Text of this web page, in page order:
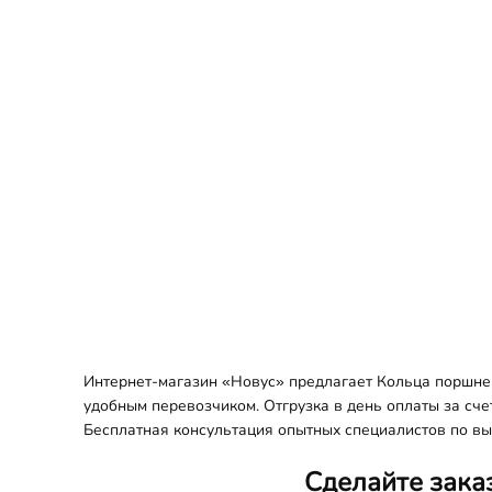
Интернет-магазин «Новус» предлагает Кольца
удобным перевозчиком. Отгрузка в день оплаты за
Бесплатная консультация опытных специалистов по
Сделайте